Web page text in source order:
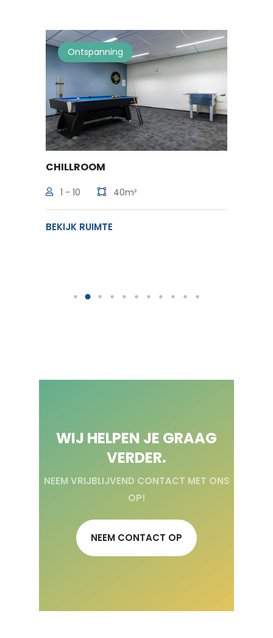
CHILLROOM
1 - 10 40m²
BEKIJK RUIMTE
Ontspanning
WIJ HELPEN JE GRAAG
VERDER.
NEEM VRIJBLIJVEND CONTACT MET ONS
OP!
NEEM CONTACT OP